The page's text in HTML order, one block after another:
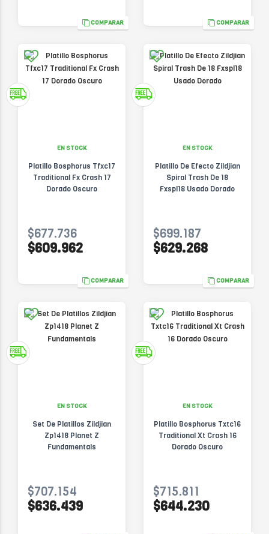
COMPARAR COMPARAR
EN STOCK
Platillo Bosphorus Tfxc17
Traditional Fx Crash 17
Dorado Oscuro
$677.736
$609.962
COMPARAR
EN STOCK
Platillo De Efecto Zildjian
Spiral Trash De 18
Fxspl18 Usado Dorado
$699.187
$629.268
COMPARAR
EN STOCK
Set De Platillos Zildjian
Zp1418 Planet Z
Fundamentals
$707.154
$636.439
EN STOCK
Platillo Bosphorus Txtc16
Traditional Xt Crash 16
Dorado Oscuro
$715.811
$644.230